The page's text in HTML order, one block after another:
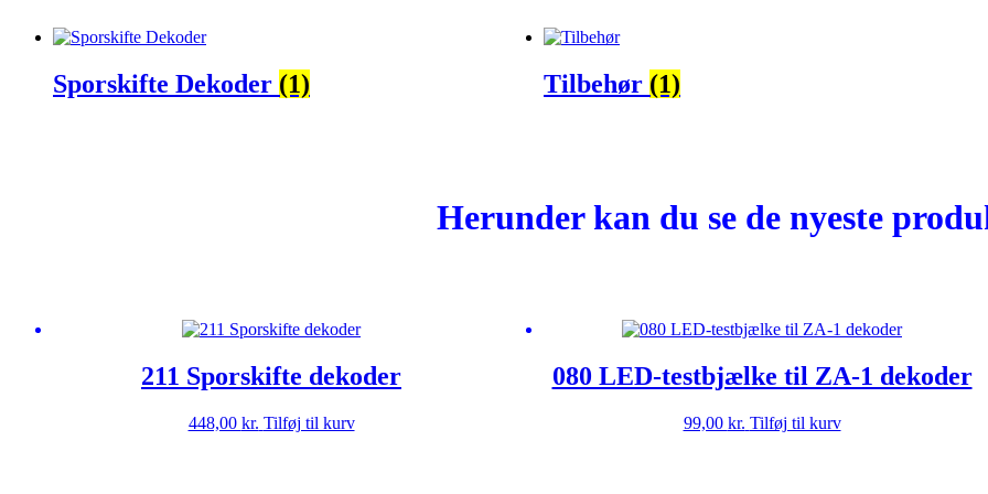
Sporskifte Dekoder (1) Tilbehør (1)
Herunder kan du se de nyeste
211 Sporskifte dekoder
448,00 kr. Tilføj til kurv
080 LED-testbjælke til ZA-1 dekoder
99,00 kr. Tilføj til kurv